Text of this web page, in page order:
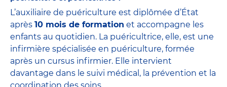
L’auxiliaire de puériculture est diplômée d’État
après 10 mois de formation et accompagne les
enfants au quotidien. La puéricultrice, elle, est une
infirmière spécialisée en puériculture, formée
après un cursus infirmier. Elle intervient
davantage dans le suivi médical, la prévention et la
coordination des soins.